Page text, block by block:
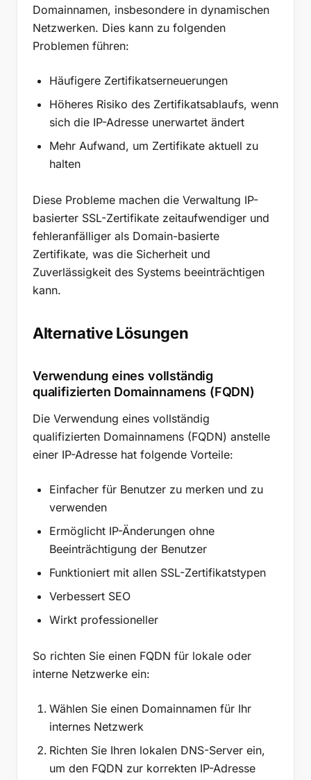
Domainnamen, insbesondere in dynamischen
Netzwerken. Dies kann zu folgenden
Problemen führen:
Häufigere Zertifikatserneuerungen
Höheres Risiko des Zertifikatsablaufs, wenn
sich die IP-Adresse unerwartet ändert
Mehr Aufwand, um Zertifikate aktuell zu
halten
Diese Probleme machen die Verwaltung IP-
basierter SSL-Zertifikate zeitaufwendiger und
fehleranfälliger als Domain-basierte
Zertifikate, was die Sicherheit und
Zuverlässigkeit des Systems beeinträchtigen
kann.
Alternative Lösungen
Verwendung eines vollständig
qualifizierten Domainnamens (FQDN)
Die Verwendung eines vollständig
qualifizierten Domainnamens (FQDN) anstelle
einer IP-Adresse hat folgende Vorteile:
Einfacher für Benutzer zu merken und zu
verwenden
Ermöglicht IP-Änderungen ohne
Beeinträchtigung der Benutzer
Funktioniert mit allen SSL-Zertifikatstypen
Verbessert SEO
Wirkt professioneller
So richten Sie einen FQDN für lokale oder
interne Netzwerke ein:
Wählen Sie einen Domainnamen für Ihr
internes Netzwerk
Richten Sie Ihren lokalen DNS-Server ein,
um den FQDN zur korrekten IP-Adresse